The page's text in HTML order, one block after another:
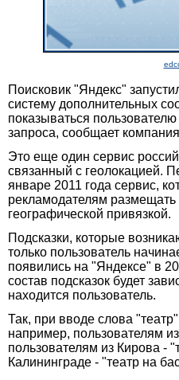
Поисковик "Яндекс"
систему дополнительных
показываться
запроса, сообщает
Это еще один сервис
связанный с геолокацией.
январе 2011 года сервис,
рекламодателям
географической привязкой.
Подсказки, которые
только пользователь
появились на "Яндексе" в
состав подсказок будет
находится пользователь.
Так, при вводе слова
например, пользователям
пользователям из Кирова -
Калининграде - "театр на